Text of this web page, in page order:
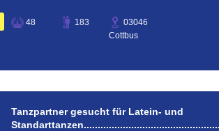
48 183
03046
Cottbus
Tanzpartner gesucht für Latein- und